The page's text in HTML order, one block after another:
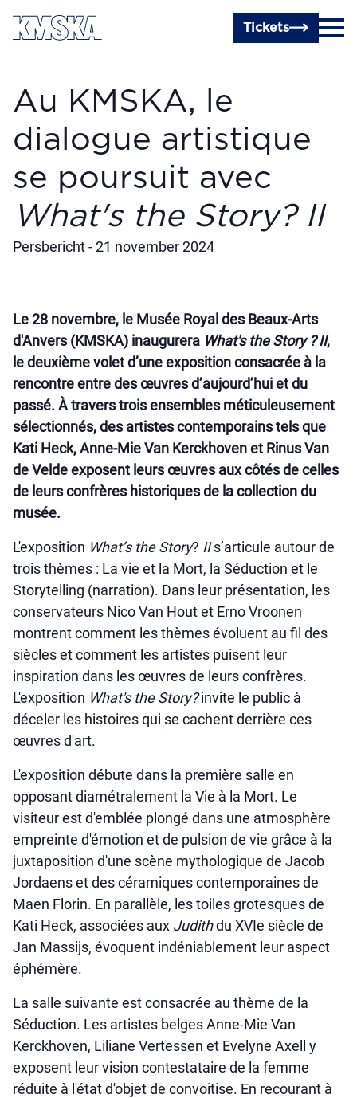
Passer au contenu principal
Tickets
Au KMSKA, le
dialogue artistique
se poursuit avec
What's the Story? II
Persbericht - 21 november 2024
Le 28 novembre, le Musée Royal des Beaux-Arts
d'Anvers (KMSKA) inaugurera What's the Story ? II,
le deuxième volet d’une exposition consacrée à la
rencontre entre des œuvres d’aujourd’hui et du
passé. À travers trois ensembles méticuleusement
sélectionnés, des artistes contemporains tels que
Kati Heck, Anne-Mie Van Kerckhoven et Rinus Van
de Velde exposent leurs œuvres aux côtés de celles
de leurs confrères historiques de la collection du
musée.
L'exposition What’s the Story? IIs’articule autour de
trois thèmes : La vie et la Mort, la Séduction et le
Storytelling (narration). Dans leur présentation, les
conservateurs Nico Van Hout et Erno Vroonen
montrent comment les thèmes évoluent au fil des
siècles et comment les artistes puisent leur
inspiration dans les œuvres de leurs confrères.
L'exposition What's the Story?invite le public à
déceler les histoires qui se cachent derrière ces
œuvres d'art.
L'exposition débute dans la première salle en
opposant diamétralement la Vie à la Mort. Le
visiteur est d'emblée plongé dans une atmosphère
empreinte d'émotion et de pulsion de vie grâce à la
juxtaposition d'une scène mythologique de Jacob
Jordaens et des céramiques contemporaines de
Maen Florin. En parallèle, les toiles grotesques de
Kati Heck, associées aux Judithdu XVIe siècle de
Jan Massijs, évoquent indéniablement leur aspect
éphémère.
La salle suivante est consacrée au thème de la
Séduction. Les artistes belges Anne-Mie Van
Kerckhoven, Liliane Vertessen et Evelyne Axell y
exposent leur vision contestataire de la femme
réduite à l'état d'objet de convoitise. En recourant à